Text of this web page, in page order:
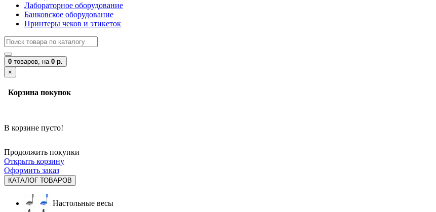
Лабораторное оборудование
Банковское оборудование
Принтеры чеков и этикеток
0 товаров, на 0 р.
×
Корзина покупок
В корзине пусто!
Продолжить покупки
Открыть корзину
Оформить заказ
КАТАЛОГ ТОВАРОВ
Настольные весы